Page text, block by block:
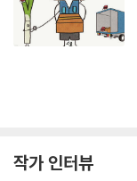
작가 인터뷰